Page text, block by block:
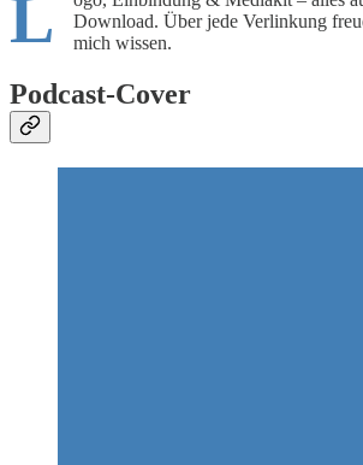
L
Download. Über jede Verlinkung
mich wissen.
Podcast-Cover